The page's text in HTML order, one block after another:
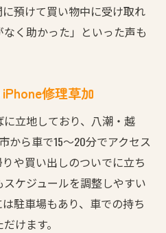
預けて買い物中に受け取れ
く助かった」といった声も
修理草加
立地しており、八潮・越
から車で15〜20分でアクセス
や買い出しのついでに立ち
ケジュールを調整しやすい
駐車場もあり、車での持ち
けます。